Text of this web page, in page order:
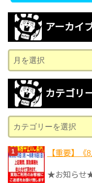
アーカイ
ー
カ
ブ
カテゴリ
テ
ゴ
リ
ー
【重要】《
★お知らせ★